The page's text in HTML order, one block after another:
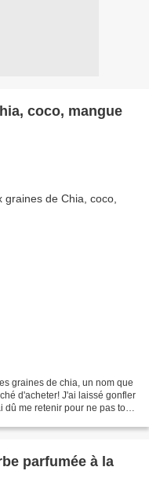
coco, mangue
graines de chia, un nom que
d'acheter! J'ai laissé gonfler
dû me retenir pour ne pas tout
parfumée à la